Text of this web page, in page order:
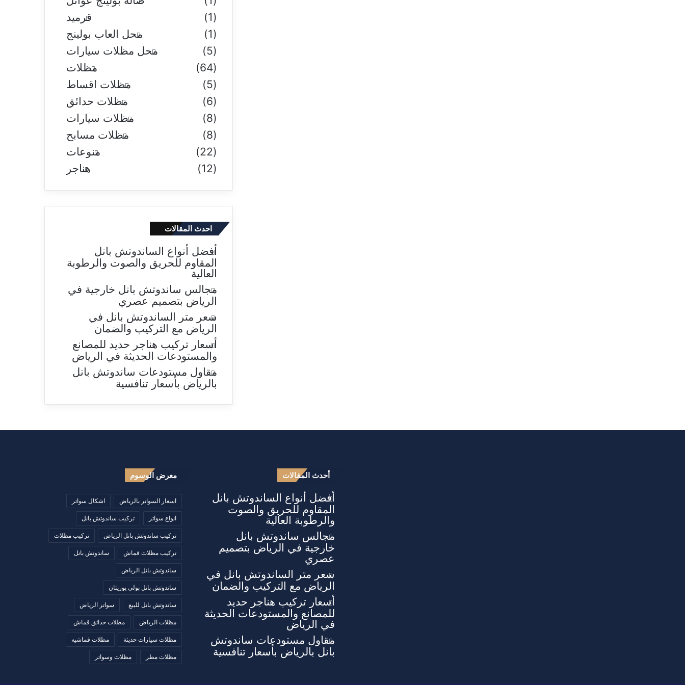
قرميد
(1)
محل العاب بولينج
(1)
محل مظلات سيارات
(5)
مظلات
(64)
مظلات اقساط
(5)
مظلات حدائق
(6)
مظلات سيارات
(8)
مظلات مسابح
(8)
منوعات
(22)
هناجر
(12)
احدث المقالات
أفضل أنواع الساندوتش بانل
المقاوم للحريق والصوت والرطوبة
العالية
مجالس ساندوتش بانل خارجية في
الرياض بتصميم عصري
سعر متر الساندوتش بانل في
الرياض مع التركيب والضمان
أسعار تركيب هناجر حديد للمصانع
والمستودعات الحديثة في الرياض
مقاول مستودعات ساندوتش بانل
بالرياض بأسعار تنافسية
معرض الوسوم
اسعار السواتر بالرياض اشكال سواتر
انواع سواتر تركيب ساندوتش بانل
تركيب ساندوتش بانل الرياض تركيب مظلات
تركيب مظلات قماش ساندوتش بانل
ساندوتش بانل الرياض
ساندوتش بانل بولي يوريثان
ساندوتش بانل للبيع سواتر الرياض
مظلات الرياض مظلات حدائق قماش
مظلات سيارات حديثة مظلات قماشيه
مظلات مطر مظلات وسواتر
أحدث المقالات
أفضل أنواع الساندوتش بانل
المقاوم للحريق والصوت
والرطوبة العالية
مجالس ساندوتش بانل
خارجية في الرياض بتصميم
عصري
سعر متر الساندوتش بانل في
الرياض مع التركيب والضمان
أسعار تركيب هناجر حديد
للمصانع والمستودعات الحديثة
في الرياض
مقاول مستودعات ساندوتش
بانل بالرياض بأسعار تنافسية